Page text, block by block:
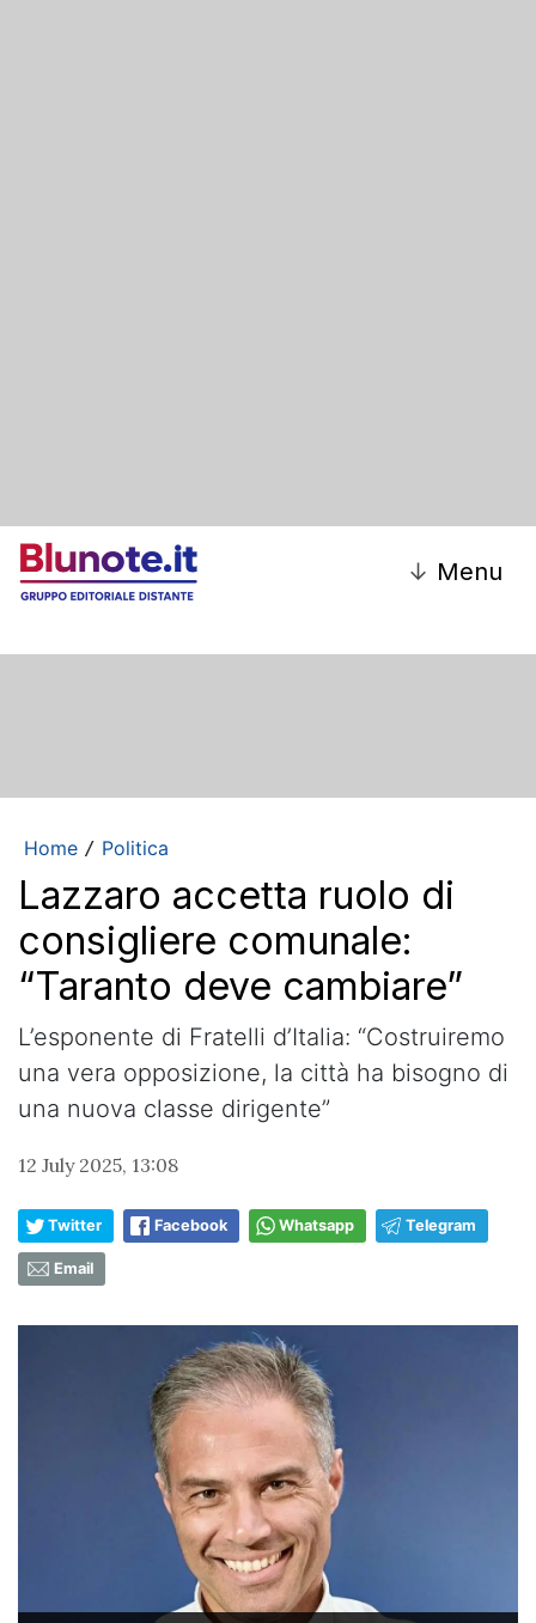
↓ Menu
Home / Politica
Lazzaro accetta ruolo di
consigliere comunale:
“Taranto deve cambiare”
L’esponente di Fratelli d’Italia: “Costruiremo
una vera opposizione, la città ha bisogno di
una nuova classe dirigente”
12 July 2025, 13:08
Twitter Facebook Whatsapp Telegram
Email